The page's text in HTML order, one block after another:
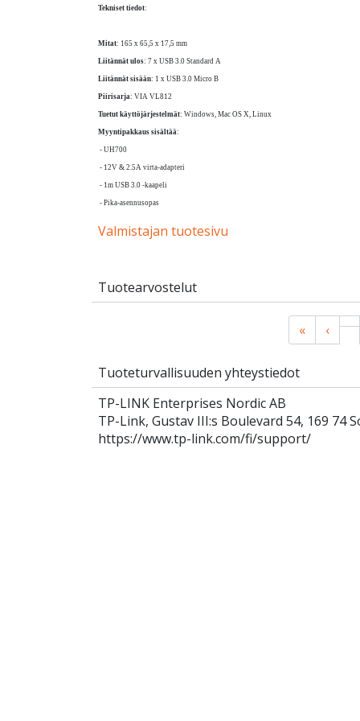
Tekniset tiedot:
Mitat: 165 x 65,5 x 17,5 mm
Liitännät ulos: 7 x USB 3.0 Standard A
Liitännät sisään: 1 x USB 3.0 Micro B
Piirisarja: VIA VL812
Tuetut käyttöjärjestelmät: Windows, Mac OS X, Linux
Myyntipakkaus sisältää:
- UH700
- 12V & 2.5A virta-adapteri
- 1m USB 3.0 -kaapeli
- Pika-asennusopas
Valmistajan tuotesivu
Tuotearvostelut
« ‹
Tuoteturvallisuuden yhteystiedot
TP-LINK Enterprises Nordic AB
TP-Link, Gustav III:s Boulevard 54, 169 74
https://www.tp-link.com/fi/support/